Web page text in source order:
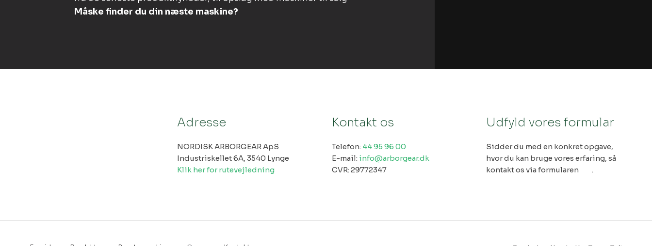
Måske finder du din næste maskine?
Adresse
NORDISK ARBORGEAR ApS
Industriskellet 6A, 3540 Lynge
Klik her for rutevejledning
Kontakt os
Telefon: 44 95 96 00
E-mail: info@arborgear.dk
​CVR: 29772347
Udfyld vores formular
Sidder du med en konkret opgave,
hvor du kan bruge vores erfaring, så
kontakt os via formularen
.